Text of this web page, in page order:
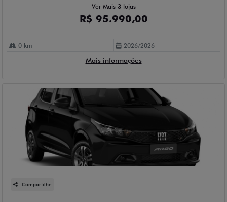
Ver Mais 3 lojas
R$ 95.990,00
0 km 2026/2026
Mais informações
Compartilhe